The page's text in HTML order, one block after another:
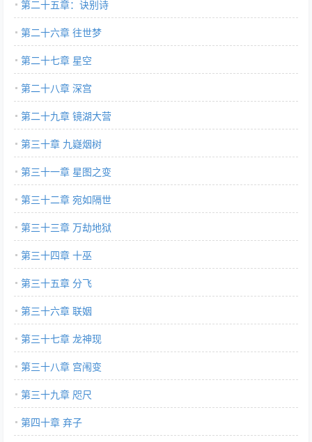
第二十五章：诀别诗
第二十六章 往世梦
第二十七章 星空
第二十八章 深宫
第二十九章 镜湖大营
第三十章 九嶷烟树
第三十一章 星图之变
第三十二章 宛如隔世
第三十三章 万劫地狱
第三十四章 十巫
第三十五章 分飞
第三十六章 联姻
第三十七章 龙神现
第三十八章 宫闱变
第三十九章 咫尺
第四十章 弃子